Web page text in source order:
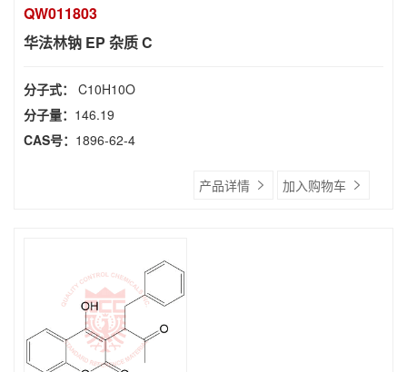
QW011803
华法林钠 EP 杂质 C
分子式： C10H10O
分子量： 146.19
CAS号： 1896-62-4
产品详情 加入购物车